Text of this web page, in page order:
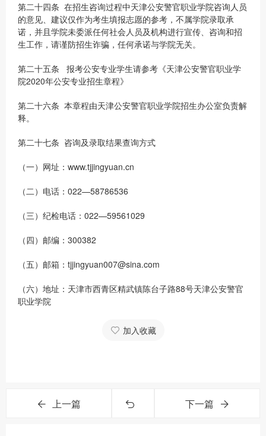
第二十四条 在招生咨询过程中天津公安警官职业学院咨询人员
的意见、建议仅作为考生填报志愿的参考，不属学院录取承
诺，并且学院未委派任何社会人员及机构进行宣传、咨询和招
生工作，请谨防招生诈骗，任何承诺与学院无关。
第二十五条 报考公安专业学生请参考《天津公安警官职业学
院2020年公安专业招生章程》
第二十六条 本章程由天津公安警官职业学院招生办公室负责解
释。
第二十七条 咨询及录取结果查询方式
（一）网址：www.tjjingyuan.cn
（二）电话：022—58786536
（三）纪检电话：022—59561029
（四）邮编：300382
（五）邮箱：tjjingyuan007@sina.com
（六）地址：天津市西青区精武镇陈台子路88号天津公安警官
职业学院
加入收藏
上一篇 下一篇